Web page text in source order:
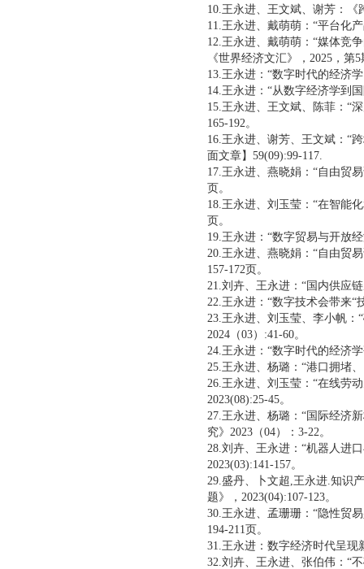
10.王永进、王文斌、谢芳：《
11.王永进、戴萌萌：“平台化
12.王永进、戴萌萌：“媒体竞
《世界经济文汇》，2025，第
13.王永进：“数字时代的经济
14.王永进：“从数字经济学到
15.王永进、王文斌、陈菲：“
165-192。
16.王永进、谢芳、王文斌：“
面文章】59(09):99-117.
17.王永进、燕晓娟：“自由贸
页。
18.王永进、刘玉莹：“在智能
页。
19.王永进：“数字贸易与开放
20.王永进、燕晓娟：“自由贸
157-172页。
21.刘卉、王永进：“国内供应
22.王永进：“数字技术会带来“
23.王永进、刘玉莹、李小帆：
2024（03）:41-60。
24.王永进：“数字时代的经济
25.王永进、杨璐：“港口拥堵
26.王永进、刘玉莹：“在线劳
2023(08):25-45。
27.王永进、杨璐：“国际经济
究》2023（04）：3-22。
28.刘卉、王永进：“机器人进
2023(03):141-157。
29.盛丹、卜文超,王永进.知识
题》，2023(04):107-123。
30.王永进、孟珊珊：“隐性贸
194-211页。
31.王永进：数字经济时代呈现
32.刘卉、王永进、张伯伟：“